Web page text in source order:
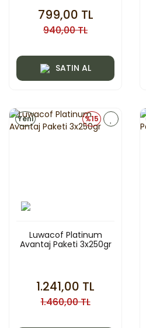
799,00 TL
940,00 TL
SATIN AL
%15
Yeni
Luwacof Platinum
Avantaj Paketi 3x250gr
1.241,00 TL
1.460,00 TL